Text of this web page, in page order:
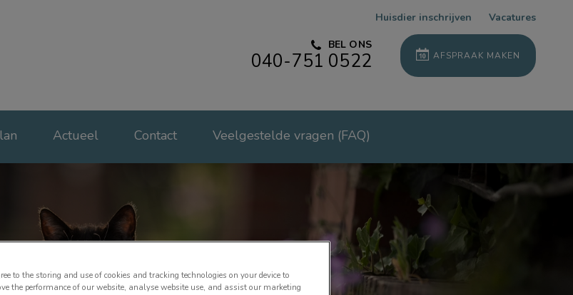
Huisdier inschrijven Vacatures
BEL ONS
040-751 0522 AFSPRAAK MAKEN
Actueel Contact Veelgestelde vragen (FAQ)
to the storing and use of cookies and tracking technologies on your device to
the performance of our website, analyse website use, and assist our marketing